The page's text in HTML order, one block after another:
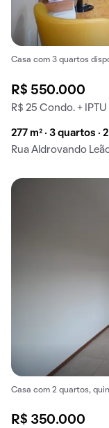
Casa com 3 quartos
R$ 550.000
R$ 25 Condo. + IPTU
277 m² · 3 quartos ·
Rua Aldrovando
Casa com 2 quartos,
R$ 350.000